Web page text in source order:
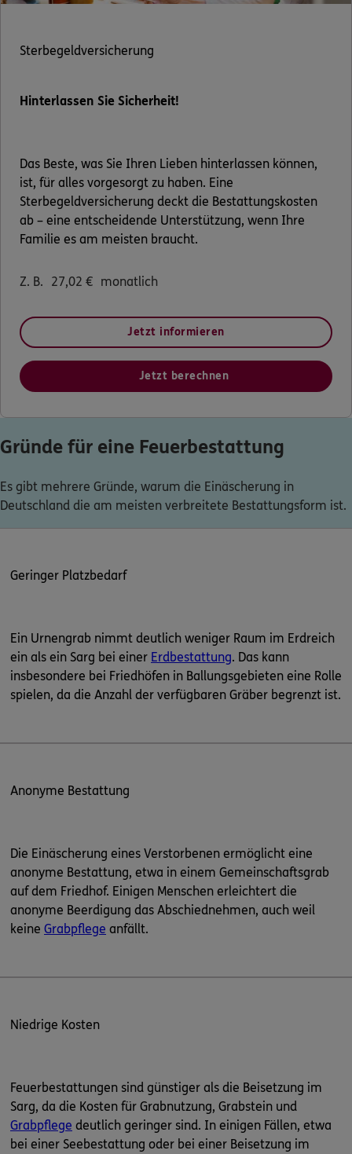
Sterbegeldversicherung
Hinterlassen Sie Sicherheit!
Das Beste, was Sie Ihren Lieben hinterlassen können,
ist, für alles vorgesorgt zu haben. Eine
Sterbegeldversicherung deckt die Bestattungskosten
ab – eine entscheidende Unterstützung, wenn Ihre
Familie es am meisten braucht.
Z. B. 27,02 € monatlich
Jetzt informieren
Jetzt berechnen
Gründe für eine Feuerbestattung
Es gibt mehrere Gründe, warum die Einäscherung in
Deutschland die am meisten verbreitete Bestattungsform ist.
Geringer Platzbedarf
Ein Urnengrab nimmt deutlich weniger Raum im Erdreich
ein als ein Sarg bei einer Erdbestattung. Das kann
insbesondere bei Friedhöfen in Ballungsgebieten eine Rolle
spielen, da die Anzahl der verfügbaren Gräber begrenzt ist.
Anonyme Bestattung
Die Einäscherung eines Verstorbenen ermöglicht eine
anonyme Bestattung, etwa in einem Gemeinschaftsgrab
auf dem Friedhof. Einigen Menschen erleichtert die
anonyme Beerdigung das Abschiednehmen, auch weil
keine Grabpflege anfällt.
Niedrige Kosten
Feuerbestattungen sind günstiger als die Beisetzung im
Sarg, da die Kosten für Grabnutzung, Grabstein und
Grabpflege deutlich geringer sind. In einigen Fällen, etwa
bei einer Seebestattung oder bei einer Beisetzung im